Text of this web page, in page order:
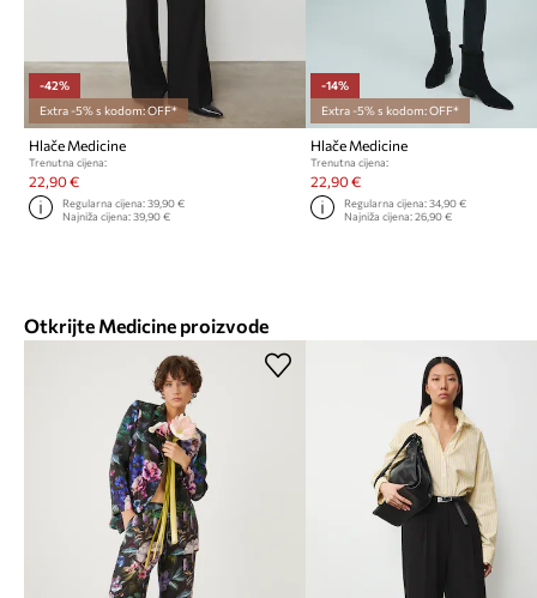
-42%
Extra -5% s kodom: OFF*
Hlače Medicine
Trenutna cijena:
22,90 €
Regularna cijena:39,90 €
Najniža cijena:39,90 €
-14%
Extra -5% s kodom: OFF*
Hlače Medicine
Trenutna cijena:
22,90 €
Regularna cijena: 34,90 €
Najniža cijena: 26,90 €
Otkrijte Medicine proizvode